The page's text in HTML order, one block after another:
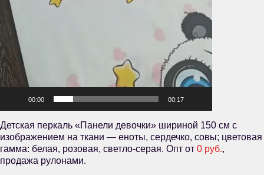
00:00 00:17
Детская перкаль «Панели девочки» шириной 150 см с
изображением на ткани — еноты, сердечко, совы; цветовая
гамма: белая, розовая, светло-серая. Опт от 0 руб.,
продажа рулонами.